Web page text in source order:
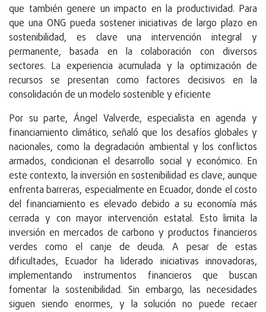
que también genere un impacto en la productividad. Para
que una ONG pueda sostener iniciativas de largo plazo en
sostenibilidad, es clave una intervención integral y
permanente, basada en la colaboración con diversos
sectores. La experiencia acumulada y la optimización de
recursos se presentan como factores decisivos en la
consolidación de un modelo sostenible y eficiente
Por su parte, Ángel Valverde, especialista en agenda y
financiamiento climático, señaló que los desafíos globales y
nacionales, como la degradación ambiental y los conflictos
armados, condicionan el desarrollo social y económico. En
este contexto, la inversión en sostenibilidad es clave, aunque
enfrenta barreras, especialmente en Ecuador, donde el costo
del financiamiento es elevado debido a su economía más
cerrada y con mayor intervención estatal. Esto limita la
inversión en mercados de carbono y productos financieros
verdes como el canje de deuda. A pesar de estas
dificultades, Ecuador ha liderado iniciativas innovadoras,
implementando instrumentos financieros que buscan
fomentar la sostenibilidad. Sin embargo, las necesidades
siguen siendo enormes, y la solución no puede recaer